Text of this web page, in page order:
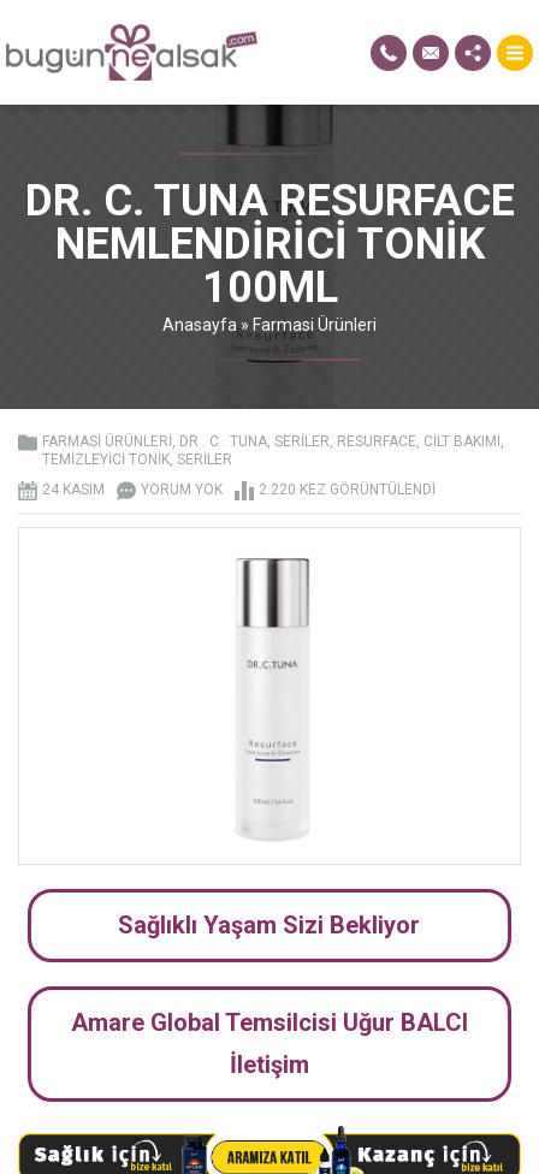
DR. C. TUNA RESURFACE
NEMLENDIRICI TONIK
100ML
Anasayfa» Farmasi Ürünleri
FARMASI ÜRÜNLERI, DR . C . TUNA, SERILER, RESURFACE, CILT BAKIMI ,
TEMIZLEYICI TONIK, SERILER
24 KASIM
YORUM YOK 2.220 KEZ GÖRÜNTÜLENDI
Sağlıklı Yaşam Sizi Bekliyor
Amare Global Temsilcisi Uğur BALCI
İletişim